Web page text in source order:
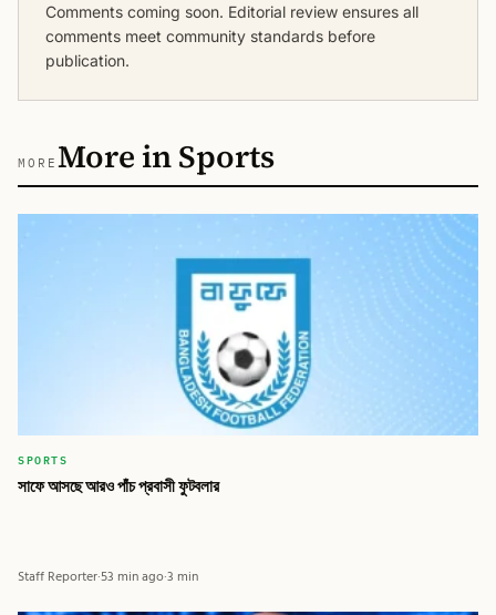
Comments coming soon. Editorial review ensures all
comments meet community standards before
publication.
MORE More in Sports
SPORTS
সাফে আসছে আরও পাঁচ প্রবাসী ফুটবলার
Staff Reporter·53 min ago·3 min